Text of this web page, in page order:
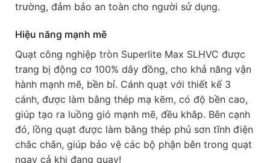
trường, đảm bảo an toàn cho người sử dụng.
Hiệu năng mạnh mẽ
Quạt công nghiệp tròn Superlite Max SLHVC được
trang bị động cơ 100% dây đồng, cho khả năng vận
hành mạnh mẽ, bền bỉ. Cánh quạt với thiết kế 3
cánh, được làm bằng thép mạ kẽm, có độ bền cao,
giúp tạo ra luồng gió mạnh mẽ, đều khắp. Bên cạnh
đó, lồng quạt được làm bằng thép phủ sơn tĩnh điện
chắc chắn, giúp bảo vệ các bộ phận bên trong quạt
ngay cả khi đang quay!